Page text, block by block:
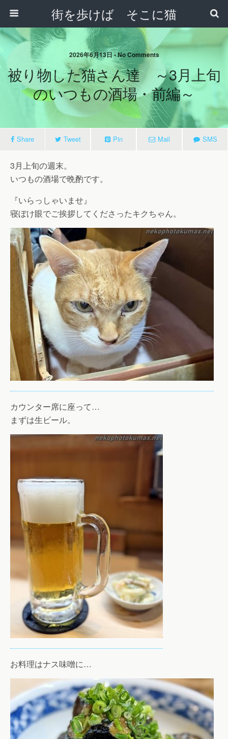
街を歩けば そこに猫
2026年6月13日 • No Comments
被り物した猫さん達 ～3月上旬
のいつもの酒場・前編～
Share Tweet Pin Mail SMS
3月上旬の週末。
いつもの酒場で晩酌です。
『いらっしゃいませ』
寝ぼけ眼でご挨拶してくださったキクちゃん。
カウンター席に座って…
まずは生ビール。
お料理はナス味噌に…